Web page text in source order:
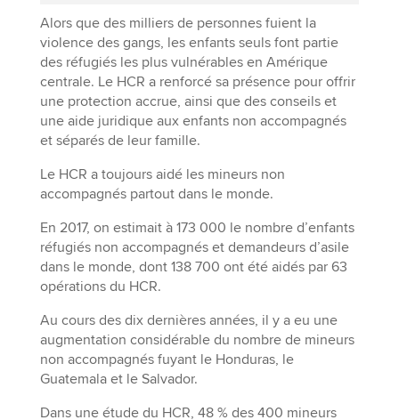
Alors que des milliers de personnes fuient la
violence des gangs, les enfants seuls font partie
des réfugiés les plus vulnérables en Amérique
centrale. Le HCR a renforcé sa présence pour offrir
une protection accrue, ainsi que des conseils et
une aide juridique aux enfants non accompagnés
et séparés de leur famille.
Le HCR a toujours aidé les mineurs non
accompagnés partout dans le monde.
En 2017, on estimait à 173 000 le nombre d’enfants
réfugiés non accompagnés et demandeurs d’asile
dans le monde, dont 138 700 ont été aidés par 63
opérations du HCR.
Au cours des dix dernières années, il y a eu une
augmentation considérable du nombre de mineurs
non accompagnés fuyant le Honduras, le
Guatemala et le Salvador.
Dans une étude du HCR, 48 % des 400 mineurs